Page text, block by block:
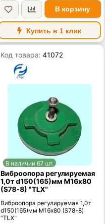
В корзину
Купить в 1 клик
Код товара:41072
В наличии 67 шт.
Виброопора регулируемая
1,0т d150(165)мм М16х80
(S78-8) "TLX"
Виброопора регулируемая 1,0т
d150(165)мм М16х80 (S78-8)
"TLX"